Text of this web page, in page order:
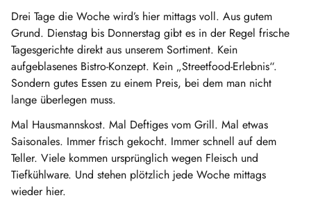
Drei Tage die Woche wird’s hier mittags voll. Aus gutem
Grund. Dienstag bis Donnerstag gibt es in der Regel frische
Tagesgerichte direkt aus unserem Sortiment. Kein
aufgeblasenes Bistro-Konzept. Kein „Streetfood-Erlebnis“.
Sondern gutes Essen zu einem Preis, bei dem man nicht
lange überlegen muss.
Mal Hausmannskost. Mal Deftiges vom Grill. Mal etwas
Saisonales. Immer frisch gekocht. Immer schnell auf dem
Teller. Viele kommen ursprünglich wegen Fleisch und
Tiefkühlware. Und stehen plötzlich jede Woche mittags
wieder hier.